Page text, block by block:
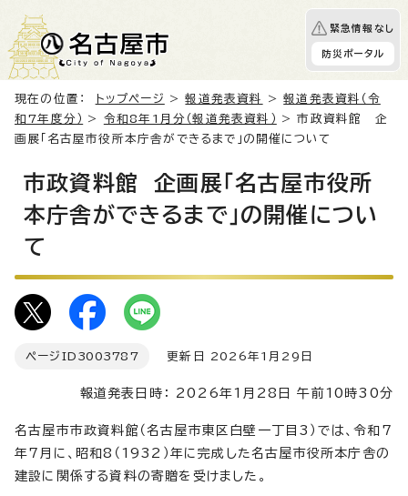
緊急情報なし
防災ポータル
現在の位置： トップページ >報道発表資料 >報道発表資料（令
和7年度分）
> 令和8年1月分（報道発表資料）
> 市政資料館 企
画展「名古屋市役所本庁舎ができるまで」の開催について
市政資料館 企画展「名古屋市役所
本庁舎ができるまで」の開催につい
て
ページID 3003787 更新日 2026年1月29日
報道発表日時： 2026年1月28日 午前10時30分
名古屋市市政資料館（名古屋市東区白壁一丁目3）では、令和7
年7月に、昭和8（1932）年に完成した名古屋市役所本庁舎の
建設に関係する資料の寄贈を受けました。